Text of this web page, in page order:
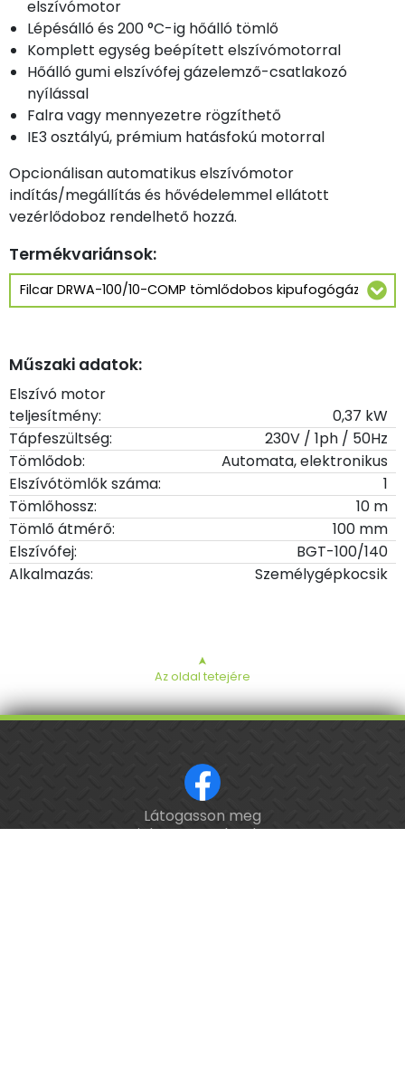
elszívómotor
Lépésálló és 200 °C-ig hőálló tömlő
Komplett egység beépített elszívómotorral
Hőálló gumi elszívófej gázelemző-csatlakozó
nyílással
Falra vagy mennyezetre rögzíthető
IE3 osztályú, prémium hatásfokú motorral
Opcionálisan automatikus elszívómotor
indítás/megállítás és hővédelemmel ellátott
vezérlődoboz rendelhető hozzá.
Termékvariánsok:
Műszaki adatok:
Elszívó motor
teljesítmény:
0,37 kW
Tápfeszültség:
230V / 1ph / 50Hz
Tömlődob:
Automata, elektronikus
Elszívótömlők száma:
1
Tömlőhossz:
10 m
Tömlő átmérő:
100 mm
Elszívófej:
BGT-100/140
Alkalmazás:
Személygépkocsik
➤
Az oldal tetejére
Látogasson meg
minket a Facebookon!